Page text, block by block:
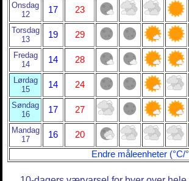
Onsdag
12
17 23
Torsdag
13
19 29
Fredag
14
14 28
Lørdag
15
14 24
Søndag
16
17 27
Mandag
17
16
20
Endre måleenheter (°C/